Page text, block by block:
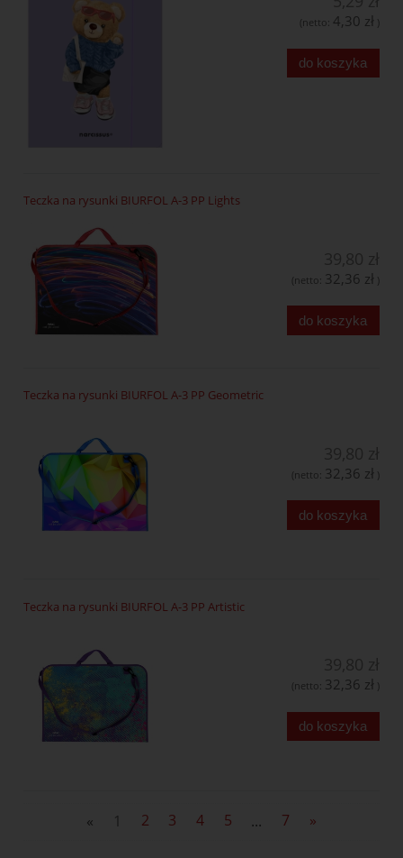
(netto: 4,30 zł )
do koszyka
Teczka na rysunki BIURFOL A-3 PP Lights
(netto: 32,36 zł )
do koszyka
Teczka na rysunki BIURFOL A-3 PP Geometric
(netto: 32,36 zł )
do koszyka
Teczka na rysunki BIURFOL A-3 PP Artistic
(netto: 32,36 zł )
do koszyka
« 1 2 3 4 5 ... 7 »